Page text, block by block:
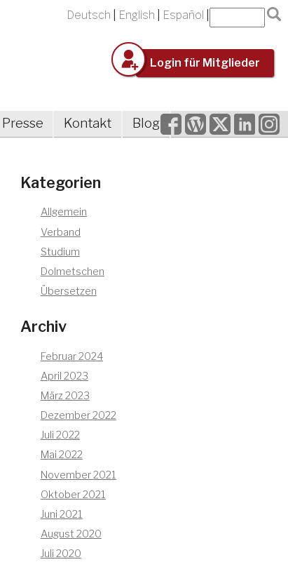
Deutsch English Español
Login für Mitglieder
Presse Kontakt BlogFacebook
WordPress
TwitterLinkedIn
Kategorien
Allgemein
Verband
Studium
Dolmetschen
Übersetzen
Archiv
Februar 2024
April 2023
März 2023
Dezember 2022
Juli 2022
Mai 2022
November 2021
Oktober 2021
Juni 2021
August 2020
Juli 2020